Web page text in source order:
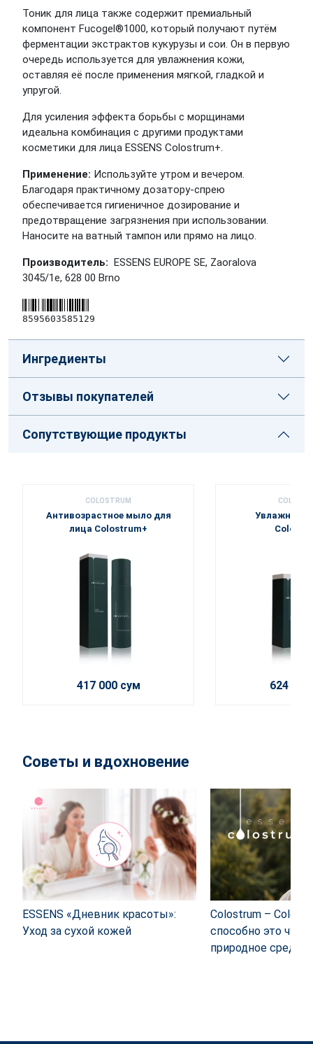
Тоник для лица также содержит премиальный
компонент Fucogel®1000, который получают путём
ферментации экстрактов кукурузы и сои. Он в первую
очередь используется для увлажнения кожи,
оставляя её после применения мягкой, гладкой и
упругой.
Для усиления эффекта борьбы с морщинами
идеальна комбинация с другими продуктами
косметики для лица ESSENS Colostrum+.
Применение: Используйте утром и вечером.
Благодаря практичному дозатору-спрею
обеспечивается гигиеничное дозирование и
предотвращение загрязнения при использовании.
Наносите на ватный тампон или прямо на лицо.
Производитель: ESSENS EUROPE SE, Zaoralova
3045/1e, 628 00 Brno
8595603585129
Ингредиенты
Отзывы покупателей
Сопутствующие продукты
COLOSTRUM
Антивозрастное мыло для
лица Colostrum+
417 000 сум 624
Советы и вдохновение
ESSENS «Дневник красоты»:
Уход за сухой кожей
Colostrum –
способно это
природное